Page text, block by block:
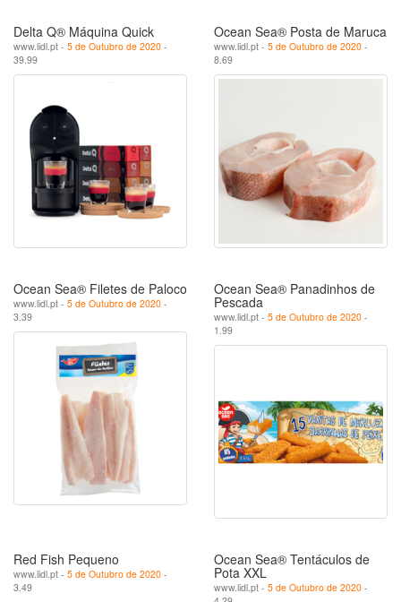
Delta Q® Máquina Quick
www.lidl.pt - 5 de Outubro de 2020 -
39.99
Ocean Sea® Posta de Maruca
www.lidl.pt - 5 de Outubro de 2020 -
8.69
Ocean Sea® Filetes de Paloco
www.lidl.pt - 5 de Outubro de 2020 -
3.39
Ocean Sea® Panadinhos de
Pescada
www.lidl.pt - 5 de Outubro de 2020 -
1.99
Red Fish Pequeno
www.lidl.pt - 5 de Outubro de 2020 -
3.49
Ocean Sea® Tentáculos de
Pota XXL
www.lidl.pt - 5 de Outubro de 2020 -